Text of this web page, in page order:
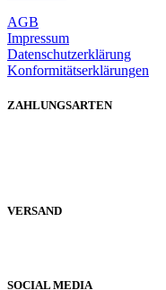
AGB
Impressum
Datenschutzerklärung
Konformitätserklärungen
ZAHLUNGSARTEN
VERSAND
SOCIAL MEDIA